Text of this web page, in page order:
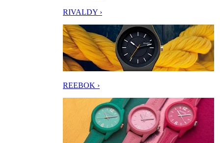
RIVALDY ›
REEBOK ›